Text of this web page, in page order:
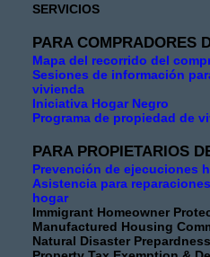
SERVICIOS
PARA COMPRADORES
Mapa del recorrido del
Sesiones de información
vivienda
Iniciativa Hogar Negro
Programa de propiedad de
PARA PROPIETARIOS
Prevención de ejecuciones
Asistencia para
hogar
Immigrant Homeowner
Manufactured Housing
Natural Disaster Prepardness